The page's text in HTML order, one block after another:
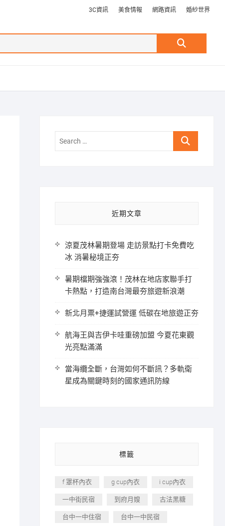
3C資訊 美食情報 網路資訊 婚紗世界
Search
Search
近期文章
涼夏茂林暑期登場 走訪景點打卡免費吃
冰 消暑秘境正夯
暑期檔期強強滾！茂林在地店家聯手打
卡熱點，打造南台灣最夯旅遊新浪潮
新北月票+捷運試營運 低碳在地旅遊正夯
航海王與吉伊卡哇重磅加盟 今夏花東觀
光亮點滿滿
當海纜全斷，台灣如何不斷訊？多軌衛
星成為關鍵時刻的國家通訊防線
標籤
f 罩杯內衣 g cup內衣 i cup內衣
一中街民宿 到府月嫂 古法黑糖
台中一中住宿 台中一中民宿